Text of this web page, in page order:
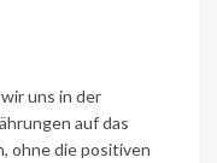
uns in der
auf das
ohne die positiven